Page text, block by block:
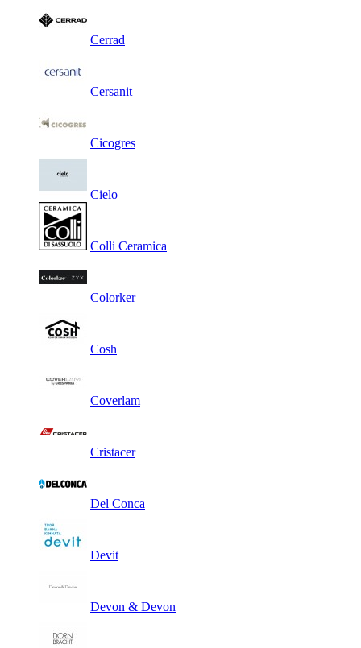
Cerrad
Cersanit
Cicogres
Cielo
Colli Ceramica
Colorker
Cosh
Coverlam
Cristacer
Del Conca
Devit
Devon & Devon